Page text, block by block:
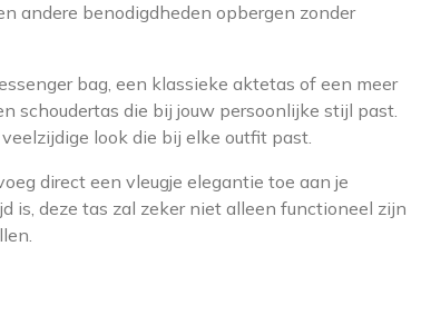
andere benodigdheden opbergen zonder
bag, een klassieke aktetas of een meer
schoudertas die bij jouw persoonlijke stijl past.
look die bij elke outfit past.
direct een vleugje elegantie toe aan je
is, deze tas zal zeker niet alleen functioneel zijn